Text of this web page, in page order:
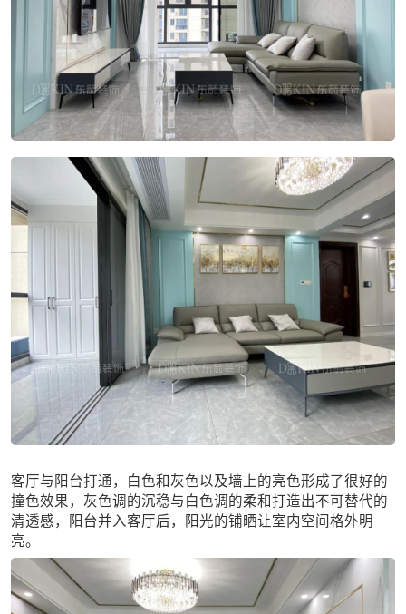
客厅与阳台打通，白色和灰色以及墙上的亮色形成了很好的
撞色效果，灰色调的沉稳与白色调的柔和打造出不可替代的
清透感，阳台并入客厅后，阳光的铺晒让室内空间格外明
亮。